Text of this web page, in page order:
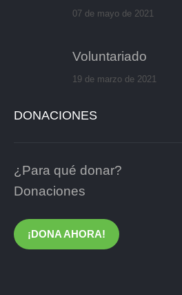
07 de mayo de 2021
Voluntariado
19 de marzo de 2021
DONACIONES
¿Para qué donar?
Donaciones
¡DONA AHORA!